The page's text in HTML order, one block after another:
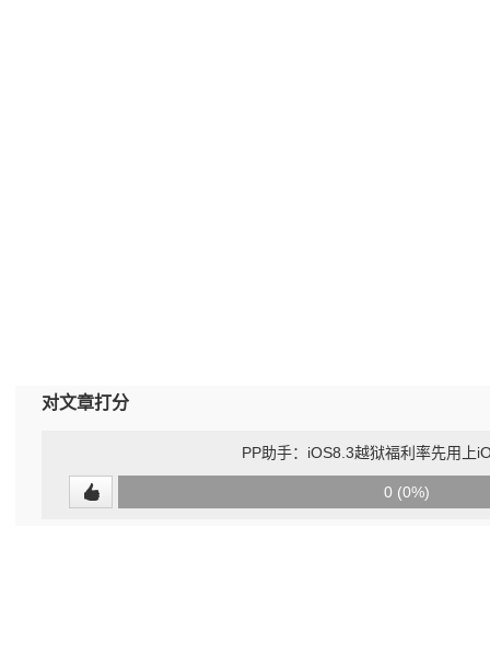
对文章打分
PP助手：iOS8.3越狱福利率先用上
0 (0%)